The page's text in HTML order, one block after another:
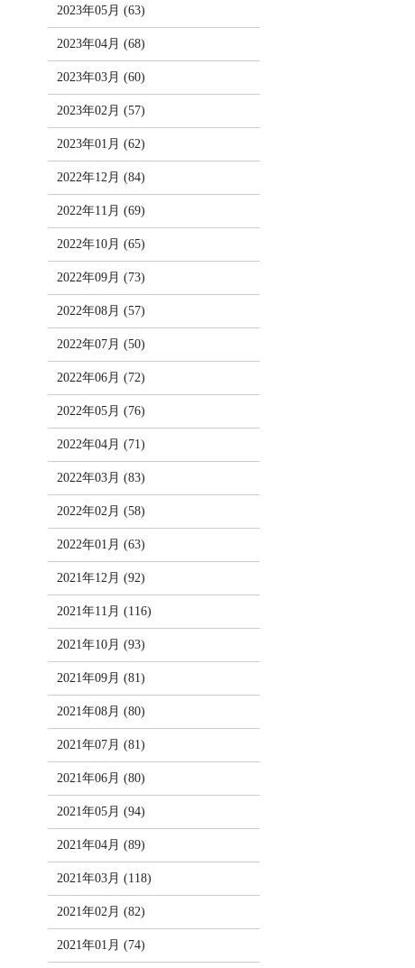
2023年05月 (63)
2023年04月 (68)
2023年03月 (60)
2023年02月 (57)
2023年01月 (62)
2022年12月 (84)
2022年11月 (69)
2022年10月 (65)
2022年09月 (73)
2022年08月 (57)
2022年07月 (50)
2022年06月 (72)
2022年05月 (76)
2022年04月 (71)
2022年03月 (83)
2022年02月 (58)
2022年01月 (63)
2021年12月 (92)
2021年11月 (116)
2021年10月 (93)
2021年09月 (81)
2021年08月 (80)
2021年07月 (81)
2021年06月 (80)
2021年05月 (94)
2021年04月 (89)
2021年03月 (118)
2021年02月 (82)
2021年01月 (74)